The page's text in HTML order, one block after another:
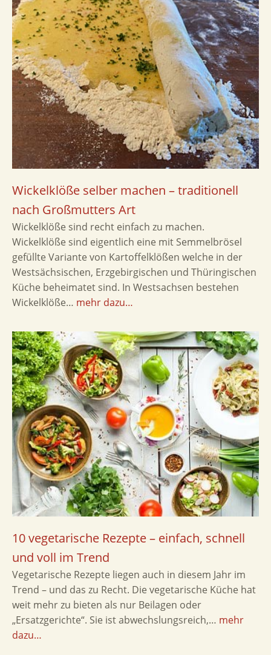
Wickelklöße selber machen – traditionell
nach Großmutters Art
Wickelklöße sind recht einfach zu machen.
Wickelklöße sind eigentlich eine mit Semmelbrösel
gefüllte Variante von Kartoffelklößen welche in der
Westsächsischen, Erzgebirgischen und Thüringischen
Küche beheimatet sind. In Westsachsen bestehen
Wickelklöße… mehr dazu…
10 vegetarische Rezepte – einfach, schnell
und voll im Trend
Vegetarische Rezepte liegen auch in diesem Jahr im
Trend – und das zu Recht. Die vegetarische Küche hat
weit mehr zu bieten als nur Beilagen oder
„Ersatzgerichte“. Sie ist abwechslungsreich,… mehr
dazu…